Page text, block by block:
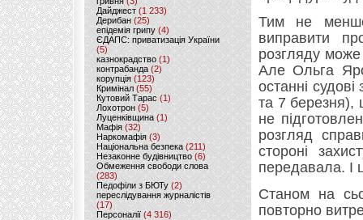
Дайджест (1 233)
Дерибан (25)
епідемія грипу (4)
ЄДАПС: приватизація України
(5)
казнокрадство (1)
контрабанда (2)
корупція (123)
Кримінал (55)
Кутовий Тарас (1)
Лохотрон(5)
Луценківщина (1)
Мафія (32)
Наркомафія (3)
Національна безпека (211)
Незаконне будівництво(6)
Обмеження свободи слова
(283)
Педофіли з БЮТу (2)
переслідування журналістів
(17)
Персоналії (4 316)
Тим не
виправити
розгляду може
Але Ольга
останні
та 7 березня),
не
розгляд
стороні
передавала. І
Станом на
повторно